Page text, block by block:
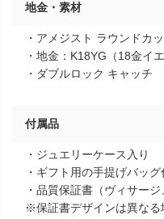
地金・素材
・アメジスト ラウンドカ
・地金：K18YG（18金イ
・ダブルロック キャッチ
付属品
・ジュエリーケース入り
・ギフト用の手提げバッグ
・品質保証書（ヴィサー
※保証書デザインは異なる